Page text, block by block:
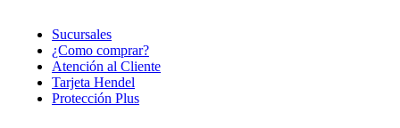
Sucursales
¿Como comprar?
Atención al Cliente
Tarjeta Hendel
Protección Plus